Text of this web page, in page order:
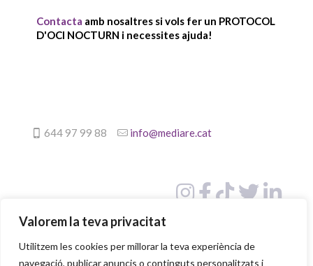
Valorem la teva privacitat
Utilitzem les cookies per millorar la teva experiència de
navegació, publicar anuncis o continguts personalitzats i
Contacta amb nosaltres si vols fer un PROTOCOL
D'OCI NOCTURN i necessites ajuda!
644 97 99 88 info@mediare.cat